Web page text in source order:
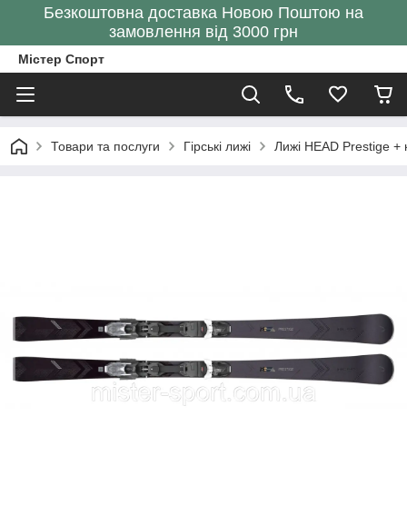
Безкоштовна доставка Новою Поштою на
замовлення від 3000 грн
Містер Спорт
Товари та послуги Гірські лижі Лижі HEAD Prestige +